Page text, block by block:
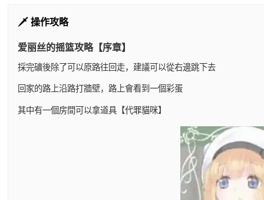
🗡️ 操作攻略
爱丽丝的摇篮攻略【序章】
採完礦後除了可以原路往回走，建議可以從右邊跳下去
回家的路上沿路打牆壁，路上會看到一個彩蛋
其中有一個房間可以拿道具【代罪貓咪】